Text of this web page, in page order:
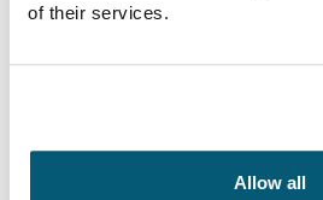
of their services.
Allow all
fabricada con una espuma con